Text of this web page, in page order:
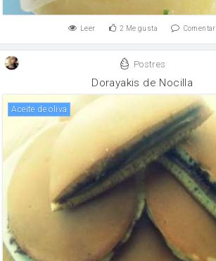
Leer 2 Me gusta Comentar
Postres
Dorayakis de Nocilla
aceite de oliva